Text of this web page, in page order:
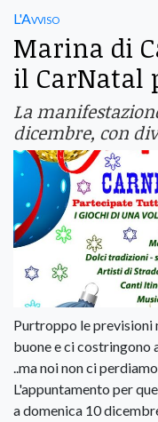
L'Avviso
Marina di
il CarNatal
La
dicembre, con
Purtroppo le previsioni
buone e ci costringono
..ma noi non ci
L'appuntamento per
a domenica 10